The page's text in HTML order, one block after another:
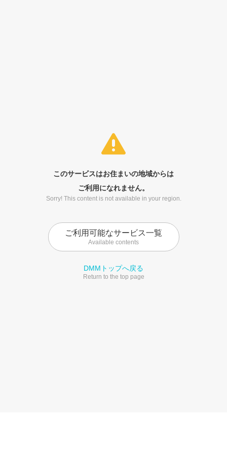
このサービスはお住まいの地域からは
ご利用になれません。
Sorry! This content is not available in your region.
ご利用可能なサービス一覧
Available contents
DMMトップへ戻る
Return to the top page